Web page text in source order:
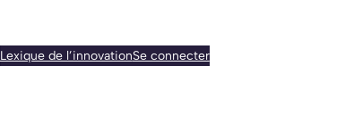
Lexique de l’innovationSe connecter